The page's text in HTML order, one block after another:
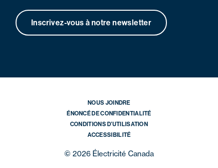
Inscrivez-vous à notre newsletter
NOUS JOINDRE
ÉNONCÉ DE CONFIDENTIALITÉ
CONDITIONS D’UTILISATION
ACCESSIBILITÉ
© 2026 Électricité Canada